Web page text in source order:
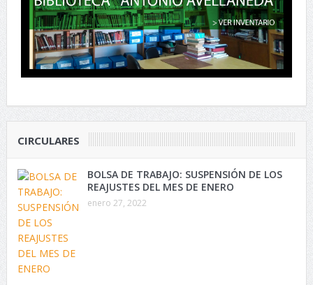
CIRCULARES
BOLSA DE TRABAJO: SUSPENSIÓN DE LOS
REAJUSTES DEL MES DE ENERO
enero 27, 2022